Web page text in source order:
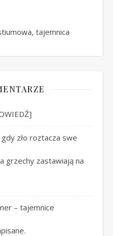
tajemnica
gdy zło roztacza swe
grzechy zastawiają na
– tajemnice